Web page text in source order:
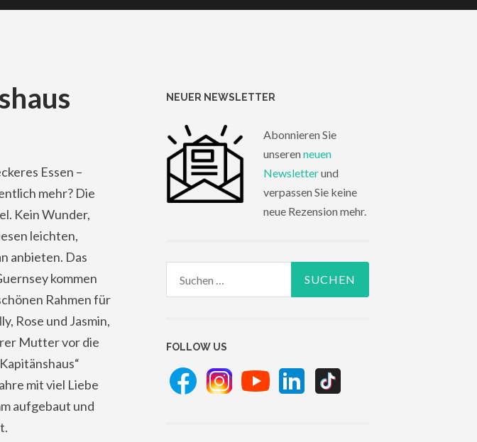
Essen –
mehr? Die
Kein Wunder,
leichten,
anbieten. Das
kommen
Rahmen für
Rose und Jasmin,
Mutter vor die
mit viel Liebe
aufgebaut und
NEUER NEWSLETTER
Abonnieren Sie
unserenneuen
Newsletterund
verpassen Sie keine
neue Rezension mehr.
FOLLOW US